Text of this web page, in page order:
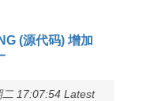
(源代码) 增加
17:07:54 Latest